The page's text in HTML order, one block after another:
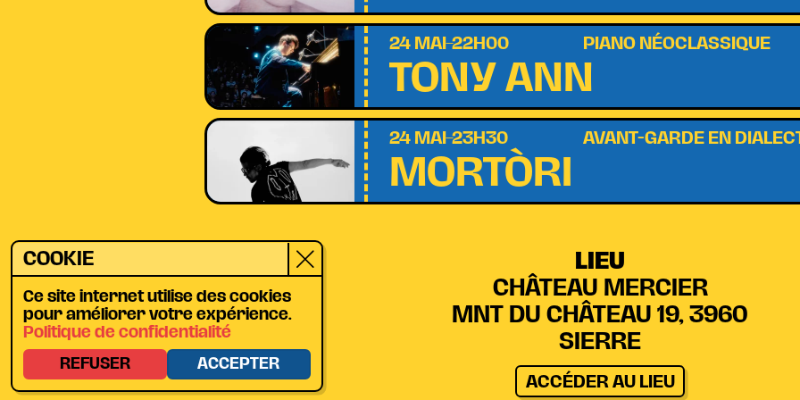
24 MAI–22H00 PIANO NÉOCLASSIQUE
TONY ANN
24 MAI–23H30 AVANT-GARDE EN
MORTÒRI
LIEU
CHÂTEAU MERCIER
MNT DU CHÂTEAU 19, 3960
SIERRE
ACCÉDER AU LIEU
COOKIE
Ce site internet utilise des cookies
pour améliorer votre expérience.
Politique de confidentialité
REFUSER
ACCEPTER